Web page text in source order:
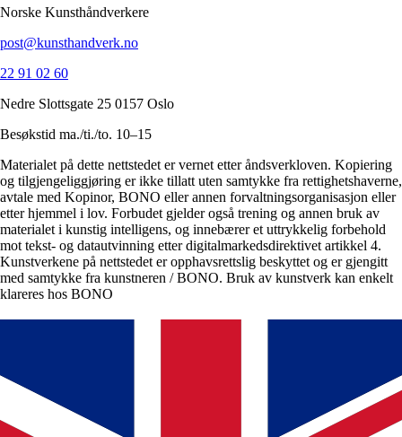
Norske Kunsthåndverkere
post@kunsthandverk.no
22 91 02 60
Nedre Slottsgate 25 0157 Oslo
Besøkstid ma./ti./to. 10–15
Materialet på dette nettstedet er vernet etter åndsverkloven. Kopiering
og tilgjengeliggjøring er ikke tillatt uten samtykke fra rettighetshaverne,
avtale med Kopinor, BONO eller annen forvaltningsorganisasjon eller
etter hjemmel i lov. Forbudet gjelder også trening og annen bruk av
materialet i kunstig intelligens, og innebærer et uttrykkelig forbehold
mot tekst- og datautvinning etter digitalmarkedsdirektivet artikkel 4.
Kunstverkene på nettstedet er opphavsrettslig beskyttet og er gjengitt
med samtykke fra kunstneren / BONO. Bruk av kunstverk kan enkelt
klareres hos BONO